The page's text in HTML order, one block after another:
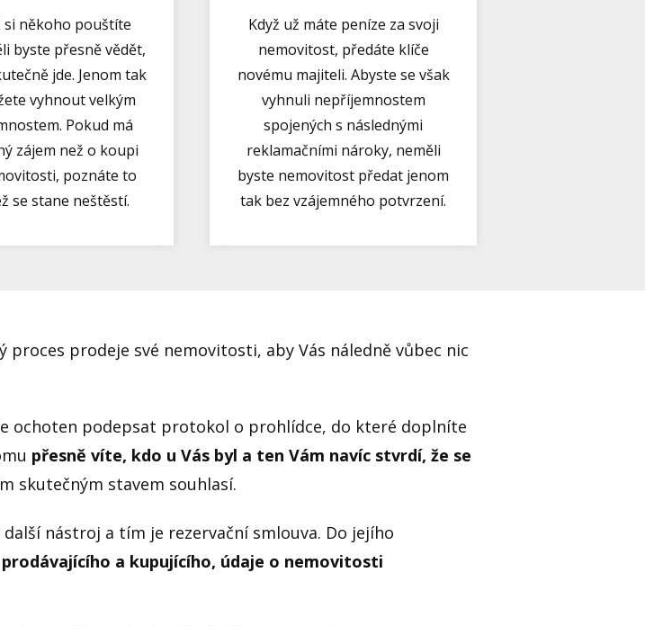
si někoho pouštíte
byste přesně vědět,
jde. Jenom tak
vyhnout velkým
Pokud má
zájem než o koupi
poznáte to
se stane neštěstí.
Když už máte peníze za svoji
nemovitost, předáte klíče
novému majiteli. Abyste se však
vyhnuli nepříjemnostem
spojených s následnými
reklamačními nároky, neměli
byste nemovitost předat jenom
tak bez vzájemného potvrzení.
proces prodeje své nemovitosti, aby Vás náledně vůbec nic
ochoten podepsat protokol o prohlídce, do které doplníte
přesně víte, kdo u Vás byl a ten Vám navíc stvrdí, že se
skutečným stavem souhlasí.
nástroj a tím je rezervační smlouva. Do jejího
a kupujícího, údaje o nemovitosti